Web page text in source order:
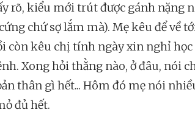
rõ, kiểu mới trút được gánh nặng
chứ sợ lắm mà). Mẹ kêu để về
còn kêu chị tính ngày xin nghỉ
Xong hỏi thằng nào, ở đâu, nói
thân gì hết... Hôm đó mẹ nói
đủ hết.